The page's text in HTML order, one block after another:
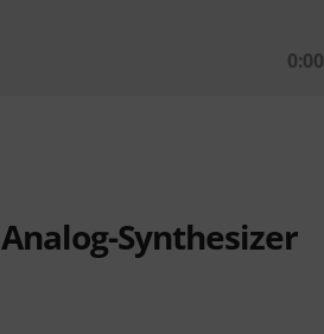
0:00
Synthesizer